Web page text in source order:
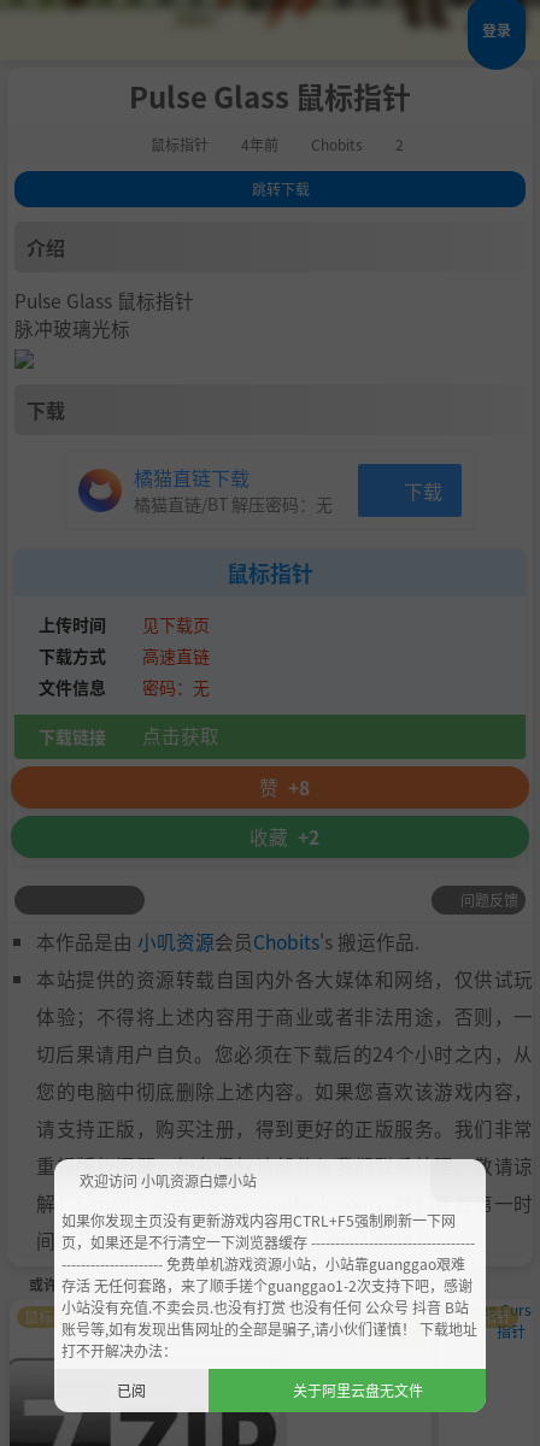
登录
Pulse Glass 鼠标指针
鼠标指针 4年前 Chobits 2
跳转下载
2 .下载
介绍
Pulse Glass 鼠标指针
脉冲玻璃光标
下载
橘猫直链下载
橘猫直链/BT 解压密码： 无 下载
鼠标指针
上传时间
见下载页
下载方式
高速直链
文件信息
密码：无
下载链接
点击获取
赞 +8
收藏 +2
问题反馈
本作品是由 小叽资源会员Chobits's 搬运作品.
本站提供的资源转载自国内外各大媒体和网络，仅供试玩
体验；不得将上述内容用于商业或者非法用途，否则，一
切后果请用户自负。您必须在下载后的24个小时之内，从
您的电脑中彻底删除上述内容。如果您喜欢该游戏内容，
请支持正版，购买注册，得到更好的正版服务。我们非常
重视版权问题，如有侵权请邮件与我们联系处理。敬请谅
解！E-mail：acgbns666@outlook.com，我们会在第一时
间断开下载链接https://steamzg.com/13639/。
或许您会喜欢
鼠标指针
萌化美
化
鼠标指
针
鼠标指针
欢迎访问 小叽资源白嫖小站
如果你发现主页没有更新游戏内容用CTRL+F5强制刷新一下网
页，如果还是不行清空一下浏览器缓存 ----------------------------------
--------------------- 免费单机游戏资源小站，小站靠guanggao艰难
存活 无任何套路，来了顺手搓个guanggao1-2次支持下吧，感谢
小站没有充值.不卖会员.也没有打赏 也没有任何 公众号 抖音 B站
账号等,如有发现出售网址的全部是骗子,请小伙们谨慎！ 下载地址
打不开解决办法：
已阅
关于阿里云盘无文件